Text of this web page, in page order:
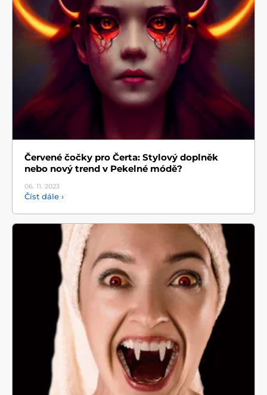
Červené čočky pro Čerta: Stylový doplněk
nebo nový trend v Pekelné módě?
06. 11. 2023
Číst dále ›